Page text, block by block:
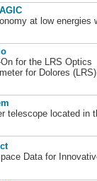
at low energies
for the LRS Optics
for Dolores
telescope located in
Data for